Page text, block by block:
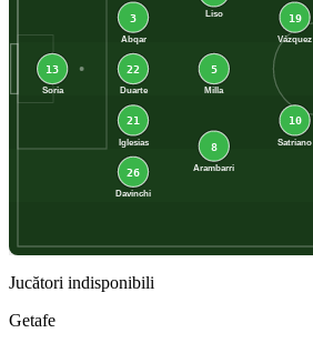
13
Soria
3
Abqar
22
Duarte
21
Iglesias
26
Davinchi
Liso
5
Milla
8
Arambarri
19
Vázquez
10
Satriano
Jucători indisponibili
Getafe